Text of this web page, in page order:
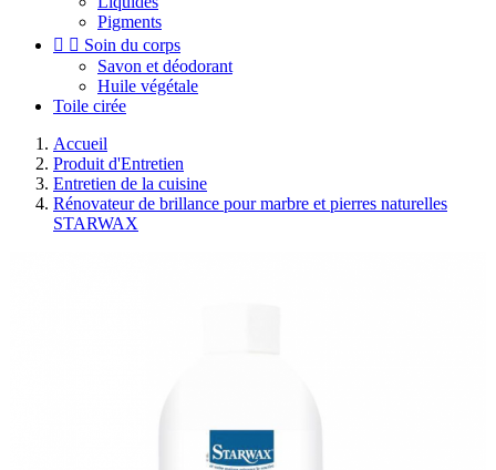
Pigments
  Soin du corps
Savon et déodorant
Huile végétale
Toile cirée
Accueil
Produit d'Entretien
Entretien de la cuisine
Rénovateur de brillance pour marbre et pierres naturelles
STARWAX